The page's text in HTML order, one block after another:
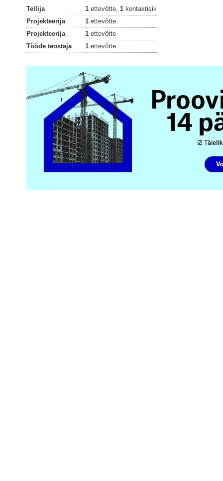
Tellija 1 ettevõtte, 1 kontaktisik
Projekteerija
1 ettevõtte
Projekteerija
1 ettevõtte
Tööde teostaja
1 ettevõtte